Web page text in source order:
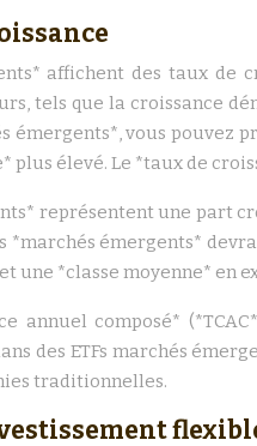
affichent des taux de
tels que la croissance
émergents*, vous
plus élevé. Le *taux de
représentent une part
*marchés émergents*
une *classe moyenne* en
annuel composé*
des ETFs marchés
traditionnelles.